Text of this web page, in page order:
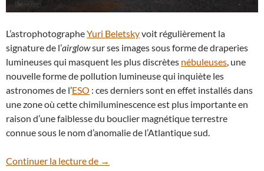
L’astrophotographeYuri Beletskyvoit régulièrement la
signature de l’airglowsur ses images sous forme de draperies
lumineuses qui masquent les plus discrètes nébuleuses, une
nouvelle forme de pollution lumineuse qui inquiète les
astronomes de l’ESO : ces derniers sont en effet installés dans
une zone où cette chimiluminescence est plus importante en
raison d’une faiblesse du bouclier magnétique terrestre
connue sous le nom d’anomalie de l’Atlantique sud.
Continuer la lecture de En vidéo : l’airglow, l’étrange lumière du
→